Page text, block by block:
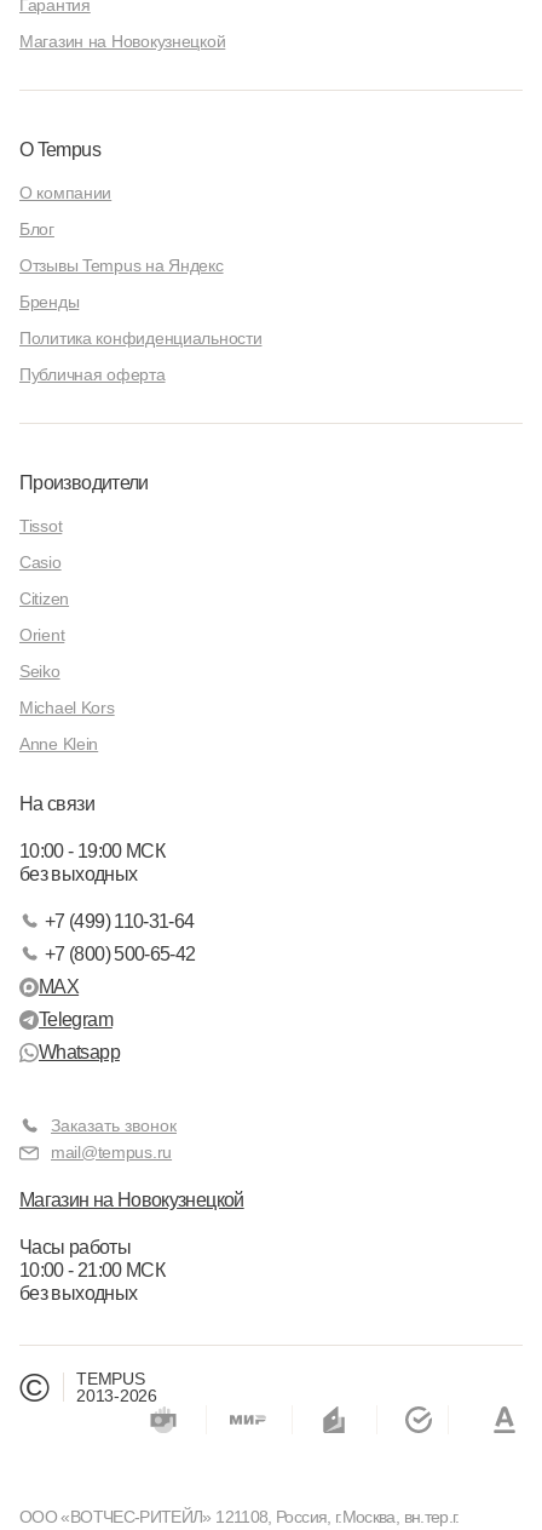
Гарантия
Магазин на Новокузнецкой
О Tempus
О компании
Блог
Отзывы Tempus на Яндекс
Бренды
Политика конфиденциальности
Публичная оферта
Производители
Tissot
Casio
Citizen
Orient
Seiko
Michael Kors
Anne Klein
На связи
10:00 - 19:00 МСК
без выходных
+7 (499) 110-31-64
+7 (800) 500-65-42
MAX
Telegram
Whatsapp
Заказать звонок
mail@tempus.ru
Магазин на Новокузнецкой
Часы работы
10:00 - 21:00 МСК
без выходных
©
TEMPUS
2013-2026
ООО «ВОТЧЕС-РИТЕЙЛ» 121108, Россия, г.Москва, вн.тер.г.